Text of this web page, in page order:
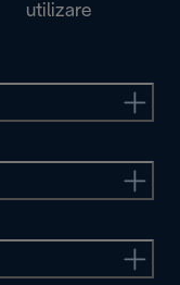
utilizare